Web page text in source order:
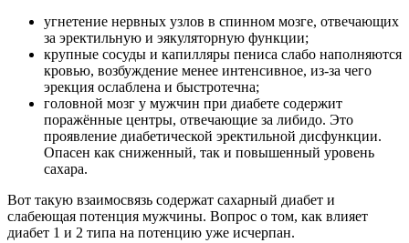
угнетение нервных узлов в спинном мозге, отвечающих
за эректильную и эякуляторную функции;
крупные сосуды и капилляры пениса слабо наполняются
кровью, возбуждение менее интенсивное, из-за чего
эрекция ослаблена и быстротечна;
головной мозг у мужчин при диабете содержит
поражённые центры, отвечающие за либидо. Это
проявление диабетической эректильной дисфункции.
Опасен как сниженный, так и повышенный уровень
сахара.
Вот такую взаимосвязь содержат сахарный диабет и
слабеющая потенция мужчины. Вопрос о том, как влияет
диабет 1 и 2 типа на потенцию уже исчерпан.